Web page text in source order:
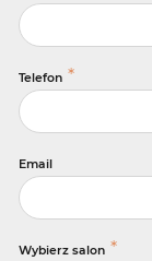
Telefon *
Email
Wybierz salon *